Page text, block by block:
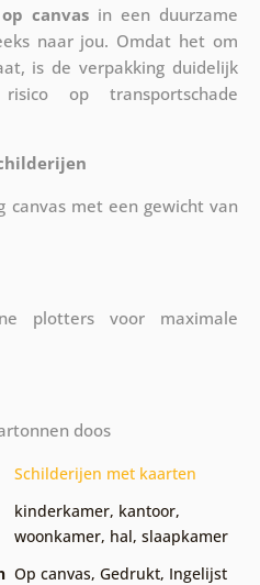
canvasin een duurzame
naar jou. Omdat het om
is de verpakking duidelijk
op transportschade
canvas met een gewicht van
plotters voor maximale
doos
Schilderijen met kaarten
kinderkamer, kantoor,
woonkamer, hal, slaapkamer
Op canvas, Gedrukt, Ingelijst